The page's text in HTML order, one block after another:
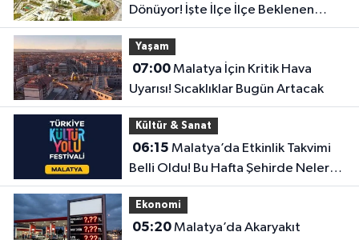
Dönüyor! İşte İlçe İlçe Beklenen
Sıcaklıklar
Yaşam
07:00Malatya İçin Kritik Hava
Uyarısı! Sıcaklıklar Bugün Artacak
Kültür & Sanat
06:15
Belli Oldu! Bu Hafta Şehirde Neler
Olacak?
Ekonomi
05:20Malatya’da Akaryakıt